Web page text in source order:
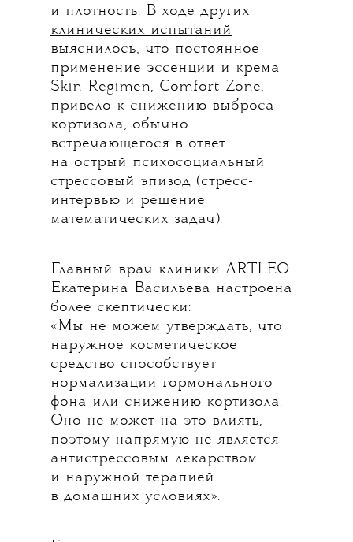
и плотность. В ходе других
клинических испытаний
выяснилось, что постоянное
применение эссенции и крема
Skin Regimen, Comfort Zone,
привело к снижению выброса
кортизола, обычно
встречающегося в ответ
на острый психосоциальный
стрессовый эпизод (стресс-
интервью и решение
математических задач).
Главный врач клиники ARTLEO
Екатерина Васильева настроена
более скептически:
«Мы не можем утверждать, что
наружное косметическое
средство способствует
нормализации гормонального
фона или снижению кортизола.
Оно не может на это влиять,
поэтому напрямую не является
антистрессовым лекарством
и наружной терапией
в домашних условиях».